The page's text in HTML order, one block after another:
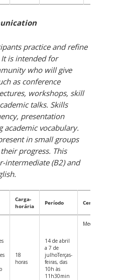
practice and refine
is intended for
who will give
as conference
workshops, skill
talks. Skills
presentation
academic vocabulary.
in small groups
progress. This
intermediate (B2) and
Carga-
horária
Período Certificação
18
horas
14 de abril
a 7 de
julhoTerças-
feiras, das
10h às
11h30min
Mediante: